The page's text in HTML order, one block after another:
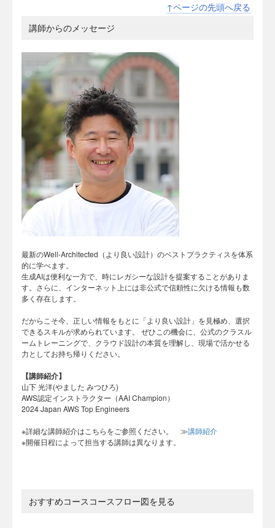
↑ページの先頭へ戻る
講師からのメッセージ
最新のWell-Architected（より良い設計）のベストプラクティスを体系
的に学べます。
生成AIは便利な一方で、時にレガシーな設計を提案することがありま
す。さらに、インターネット上には非公式で信頼性に欠ける情報も数
多く存在します。
だからこそ今、正しい情報をもとに「より良い設計」を見極め、選択
できるスキルが求められています。 ぜひこの機会に、公式のクラスル
ームトレーニングで、クラウド設計の本質を理解し、現場で活かせる
力としてお持ち帰りください。
【講師紹介】
山下 光洋(やました みつひろ)
AWS認定インストラクター（AAI Champion）
2024 Japan AWS Top Engineers
※詳細な講師紹介はこちらをご参照ください。 ≫講師紹介
※開催日程によって担当する講師は異なります。
おすすめコースコースフロー図を見る